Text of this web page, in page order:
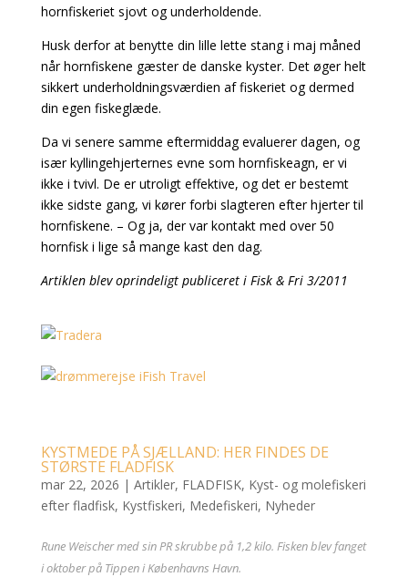
hornfiskeriet sjovt og underholdende.
Husk derfor at benytte din lille lette stang i maj måned
når hornfiskene gæster de danske kyster. Det øger helt
sikkert underholdningsværdien af fiskeriet og dermed
din egen fiskeglæde.
Da vi senere samme eftermiddag evaluerer dagen, og
især kyllingehjerternes evne som hornfiskeagn, er vi
ikke i tvivl. De er utroligt effektive, og det er bestemt
ikke sidste gang, vi kører forbi slagteren efter hjerter til
hornfiskene. – Og ja, der var kontakt med over 50
hornfisk i lige så mange kast den dag.
Artiklen blev oprindeligt publiceret i Fisk & Fri 3/2011
KYSTMEDE PÅ SJÆLLAND: HER FINDES DE
STØRSTE FLADFISK
mar 22, 2026 | Artikler, FLADFISK, Kyst- og molefiskeri
efter fladfisk, Kystfiskeri, Medefiskeri, Nyheder
Rune Weischer med sin PR skrubbe på 1,2 kilo. Fisken blev fanget
i oktober på Tippen i Københavns Havn.